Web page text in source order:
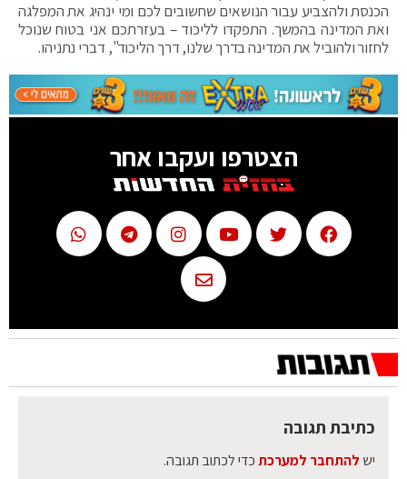
הכנסת ולהצביע עבור הנושאים שחשובים לכם ומי ינהיג את המפלגה
ואת המדינה בהמשך. התפקדו לליכוד – בעזרתכם אני בטוח שנוכל
לחזור ולהוביל את המדינה בדרך שלנו, דרך הליכוד", דברי נתניהו.
הצטרפו ועקבו אחר
כתיבת תגובה
יש להתחבר למערכתכדי לכתוב תגובה.